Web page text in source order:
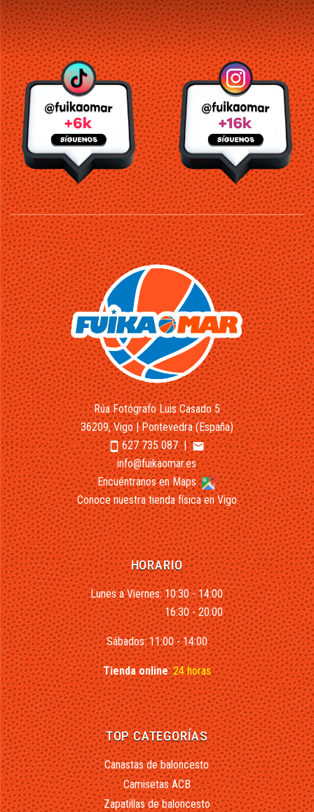
Rúa Fotógrafo Luis Casado 5
36209, Vigo | Pontevedra (España)
smartphone627 735 087|email
info@fuikaomar.es
Encuéntranos en Maps
Conoce nuestra tienda física en Vigo
HORARIO
Lunes a Viernes: 10:30 - 14:00
16:30 - 20:00
Sábados: 11:00 - 14:00
Tienda online:24 horas
TOP CATEGORÍAS
Canastas de baloncesto
Camisetas ACB
Zapatillas de baloncesto